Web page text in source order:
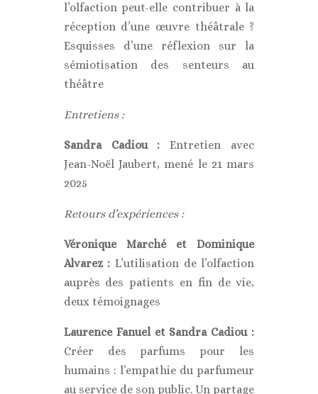
l’olfaction peut-elle contribuer à la
réception d’une œuvre théâtrale ?
Esquisses d’une réflexion sur la
sémiotisation des senteurs au
théâtre
Entretiens :
Sandra Cadiou :Entretien avec
Jean-Noël Jaubert, mené le 21 mars
2025
Retours d’expériences :
Véronique Marché et Dominique
Alvarez : L’utilisation de l’olfaction
auprès des patients en fin de vie,
deux témoignages
Laurence Fanuel et Sandra Cadiou :
Créer des parfums pour les
humains : l’empathie du parfumeur
au service de son public. Un partage